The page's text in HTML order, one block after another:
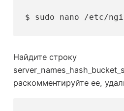
$ sudo nano /etc/
Найдите строку
раскомментируйте ее,